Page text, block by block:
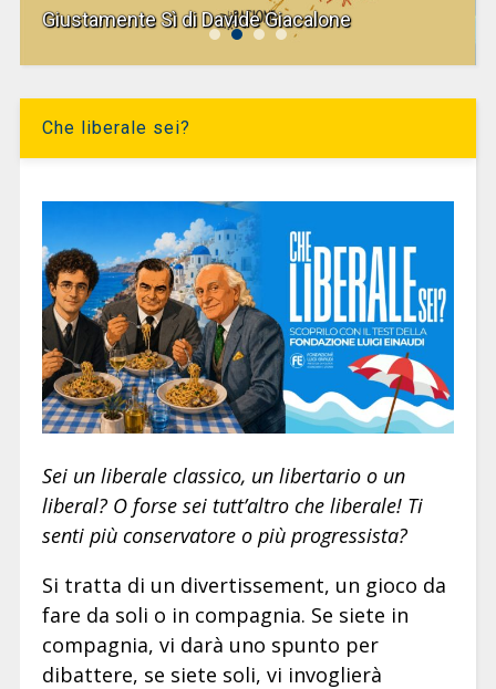
Giustamente Sì di Davide Giacalone
Che liberale sei?
Sei un liberale classico, un libertario o un
liberal? O forse sei tutt’altro che liberale! Ti
senti più conservatore o più progressista?
Si tratta di un divertissement, un gioco da
fare da soli o in compagnia. Se siete in
compagnia, vi darà uno spunto per
dibattere, se siete soli, vi invoglierà